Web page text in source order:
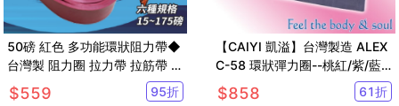
50磅 紅色 多功能環狀阻力帶◆
台灣製 阻力圈 拉力帶 拉筋帶 健
身房 彈力繩 訓練 TRX 阻力
$559 95折
【CAIYI 凱溢】台灣製造 ALEX
C-58 環狀彈力圈--桃紅/紫/藍/
鐵灰(組)
$858 61折